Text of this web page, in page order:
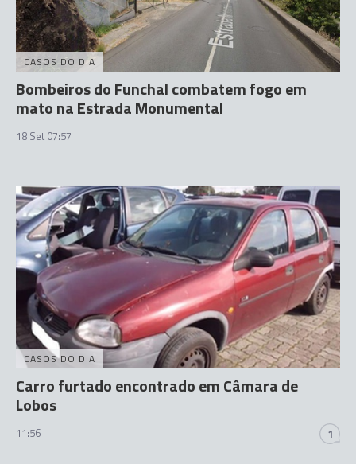
CASOS DO DIA
Bombeiros do Funchal combatem fogo em
mato na Estrada Monumental
18 Set 07:57
CASOS DO DIA
Carro furtado encontrado em Câmara de
Lobos
11:56 1